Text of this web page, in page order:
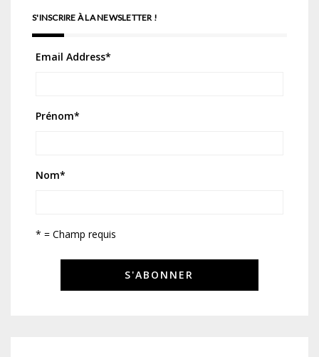
S'INSCRIRE À LA NEWSLETTER !
Email Address*
Prénom*
Nom*
* = Champ requis